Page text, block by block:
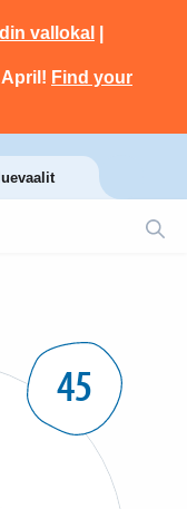
vallokal
April! Find your
45